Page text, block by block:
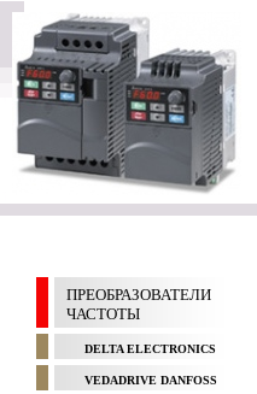
ПРЕОБРАЗОВАТЕЛИ
ЧАСТОТЫ
DELTA ELECTRONICS
VEDADRIVE DANFOSS